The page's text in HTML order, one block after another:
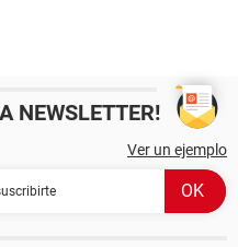
NEWSLETTER!
Ver un ejemplo